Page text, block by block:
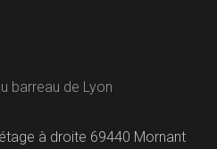
barreau de Lyon
à droite 69440 Mornant